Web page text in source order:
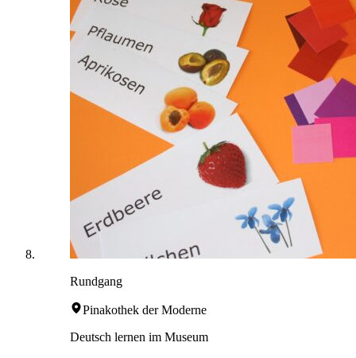
Rundgang
Pinakothek der Moderne
Deutsch lernen im Museum